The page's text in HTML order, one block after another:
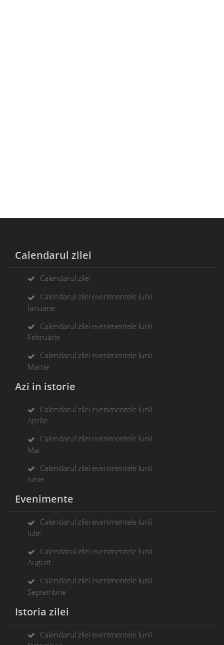
Calendarul zilei
Calendarul zilei
Calendarul zilei evenimentele lunii
Ianuarie
Calendarul zilei evenimentele lunii
Februarie
Calendarul zilei evenimentele lunii
Martie
Azi in istorie
Calendarul zilei evenimentele lunii
Aprilie
Calendarul zilei evenimentele lunii
Mai
Calendarul zilei evenimentele lunii
Iunie
Evenimente
Calendarul zilei evenimentele lunii
Iulie
Calendarul zilei evenimentele lunii
August
Calendarul zilei evenimentele lunii
Septembrie
Istoria zilei
Calendarul zilei evenimentele lunii